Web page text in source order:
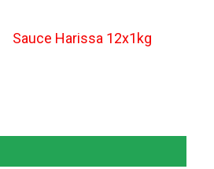
Sauce Harissa 12x1kg